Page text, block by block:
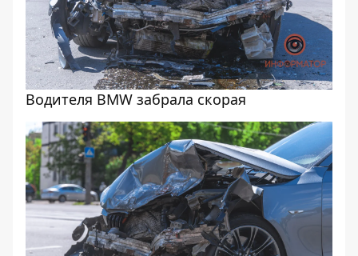
Водителя BMW забрала скорая